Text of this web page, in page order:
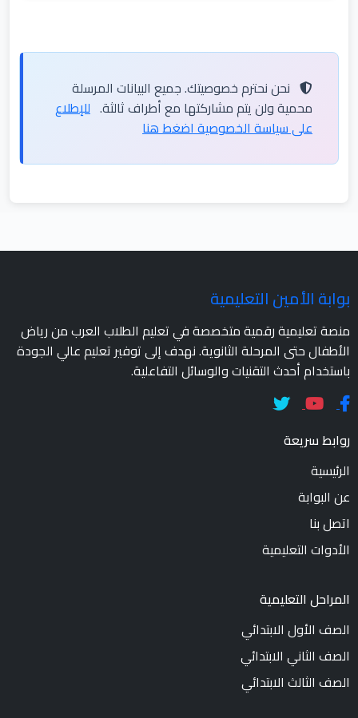
نحن نحترم خصوصيتك. جميع البيانات المرسلة
محمية ولن يتم مشاركتها مع أطراف ثالثة. للإطلاع
على سياسة الخصوصية اضغط هنا
بوابة الأمين التعليمية
منصة تعليمية رقمية متخصصة في تعليم الطلاب العرب من رياض
الأطفال حتى المرحلة الثانوية. نهدف إلى توفير تعليم عالي الجودة
باستخدام أحدث التقنيات والوسائل التفاعلية.
روابط سريعة
الرئيسية
عن البوابة
اتصل بنا
الأدوات التعليمية
المراحل التعليمية
الصف الأول الابتدائي
الصف الثاني الابتدائي
الصف الثالث الابتدائي